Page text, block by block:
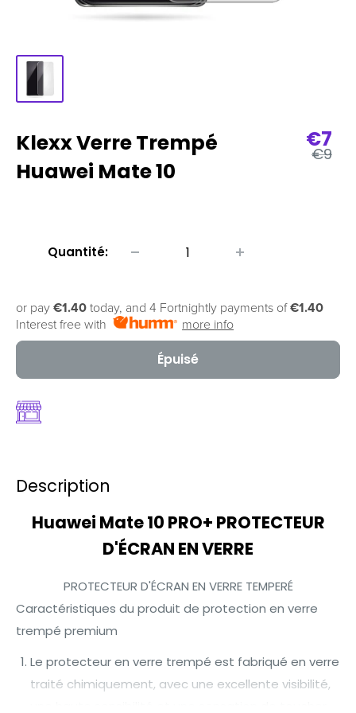
Klexx Verre Trempé
Huawei Mate 10
Prix
de
€7
Prix
€9
Quantité:
or pay €1.40 today, and 4 Fortnightly payments of€1.40
Interest free with
more info
Épuisé
Description
Huawei Mate 10 PRO+ PROTECTEUR
D'ÉCRAN EN VERRE
PROTECTEUR D'ÉCRAN EN VERRE TEMPERÉ
Caractéristiques du produit de protection en verre
trempé premium
Le protecteur en verre trempé est fabriqué en verre
traité chimiquement, avec une excellente visibilité,